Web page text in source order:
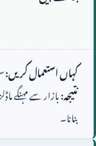
کہاں استعمال کریں:
نتیجہ:بازار سے مہنگے
بنانا۔